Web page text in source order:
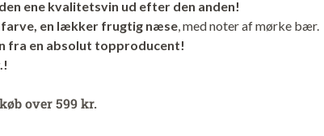
ene kvalitetsvin ud efter den anden!
en lækker frugtig næse, med noter af mørke bær.
fra en absolut topproducent!
over 599 kr.